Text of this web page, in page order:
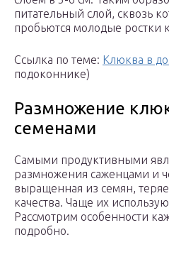
питательный слой, сквозь
пробьются молодые ростки
Ссылка по теме: Клюква в
подоконнике)
Размножение
семенами
Самыми продуктивными
размножения саженцами и
выращенная из семян,
качества. Чаще их
Рассмотрим особенности
подробно.